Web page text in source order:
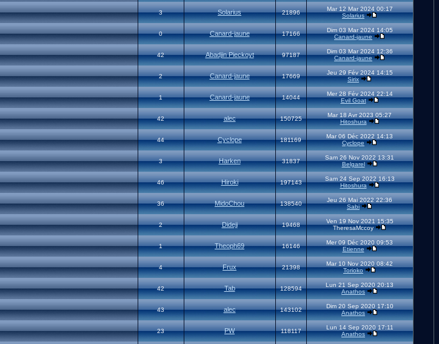
3 Solarius 21896
Mar 12 Mar 2024 00:17
Solarius
0 Canard-jaune 17166
Dim 03 Mar 2024 14:05
Canard-jaune
42 Abadjin Pieckoyt 97187
Dim 03 Mar 2024 12:36
Canard-jaune
2 Canard-jaune 17669
Jeu 29 Fév 2024 14:15
Sirix
1 Canard-jaune 14044
Mer 28 Fév 2024 22:14
Evil Goat
42 alec 150725
Mar 18 Avr 2023 05:27
Hitoshura
44 Cyclope 181169
Mar 06 Déc 2022 14:13
Cyclope
3 Harken 31837
Sam 26 Nov 2022 13:31
Belgarel
46 Hiroki 197143
Sam 24 Sep 2022 16:13
Hitoshura
36 MidoChou 138540
Jeu 26 Mai 2022 22:36
Sabi
2 Dideji 19468
Ven 19 Nov 2021 15:35
TheresaMccoy
1 Theoph69 16146
Mer 09 Déc 2020 09:53
Etienne
4 Frux 21398
Mar 10 Nov 2020 08:42
Torioko
42 Tab 128594
Lun 21 Sep 2020 20:13
Anathos
43 alec 143102
Dim 20 Sep 2020 17:10
Anathos
23 PW 118117
Lun 14 Sep 2020 17:11
Anathos